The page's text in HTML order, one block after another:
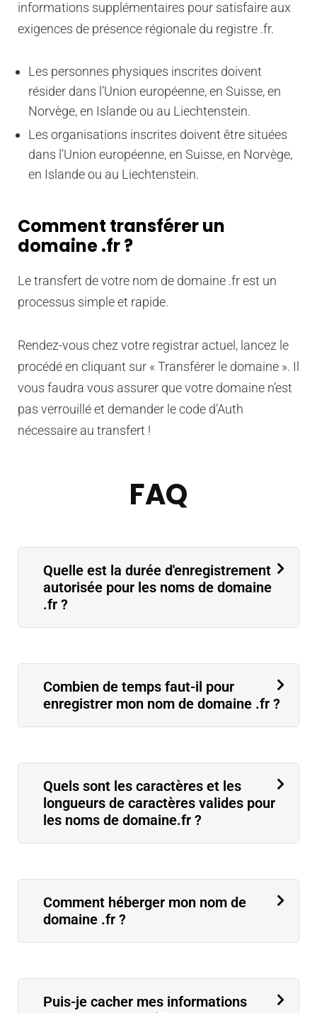
informations supplémentaires pour satisfaire aux
exigences de présence régionale du registre .fr.
Les personnes physiques inscrites doivent
résider dans l’Union européenne, en Suisse, en
Norvège, en Islande ou au Liechtenstein.
Les organisations inscrites doivent être situées
dans l’Union européenne, en Suisse, en Norvège,
en Islande ou au Liechtenstein.
Comment transférer un
domaine .fr ?
Le transfert de votre nom de domaine .fr est un
processus simple et rapide.
Rendez-vous chez votre registrar actuel, lancez le
procédé en cliquant sur « Transférer le domaine ». Il
vous faudra vous assurer que votre domaine n’est
pas verrouillé et demander le code d’Auth
nécessaire au transfert !
FAQ
Quelle est la durée d'enregistrement
autorisée pour les noms de domaine
.fr ?
Combien de temps faut-il pour
enregistrer mon nom de domaine .fr ?
Quels sont les caractères et les
longueurs de caractères valides pour
les noms de domaine.fr ?
Comment héberger mon nom de
domaine .fr ?
Puis-je cacher mes informations